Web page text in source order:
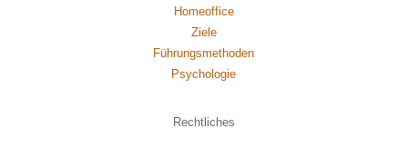
Homeoffice
Ziele
Führungsmethoden
Psychologie
Rechtliches